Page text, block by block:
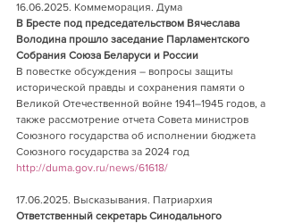
16.06.2025. Коммеморация. Дума
В Бресте под председательством Вячеслава
Володина прошло заседание Парламентского
Собрания Союза Беларуси и России
В повестке обсуждения – вопросы защиты
исторической правды и сохранения памяти о
Великой Отечественной войне 1941–1945 годов, а
также рассмотрение отчета Совета министров
Союзного государства об исполнении бюджета
Союзного государства за 2024 год
http://duma.gov.ru/news/61618/
17.06.2025. Высказывания. Патриархия
Ответственный секретарь Синодального